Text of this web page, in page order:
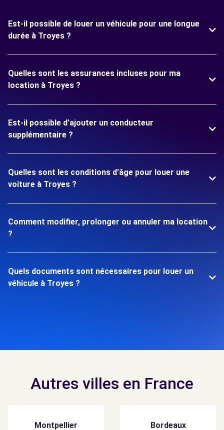
Est-il possible de louer un véhicule pour une longue
durée à Troyes ?
Quelles sont les assurances incluses pour ma
location à Troyes ?
Est-il possible d'ajouter un conducteur
supplémentaire ?
Quelles sont les conditions d'âge pour louer une
voiture à Troyes ?
Comment modifier, prolonger ou annuler ma location
?
Quels documents sont nécessaires pour louer un
véhicule à Troyes ?
Autres villes en France
Montpellier Bordeaux